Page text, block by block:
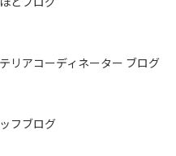
リアコーディネーター ブログ
フブログ